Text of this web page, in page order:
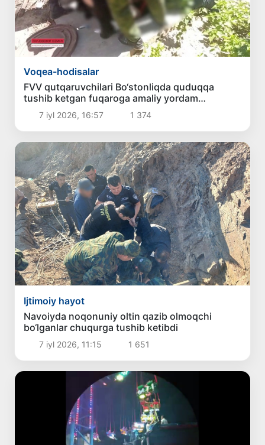
Voqea-hodisalar
FVV qutqaruvchilari Bo‘stonliqda quduqqa
tushib ketgan fuqaroga amaliy yordam
ko‘rsatishdi
7 iyl 2026, 16:57 1 374
Ijtimoiy hayot
Navoiyda noqonuniy oltin qazib olmoqchi
bo‘lganlar chuqurga tushib ketibdi
7 iyl 2026, 11:15 1 651